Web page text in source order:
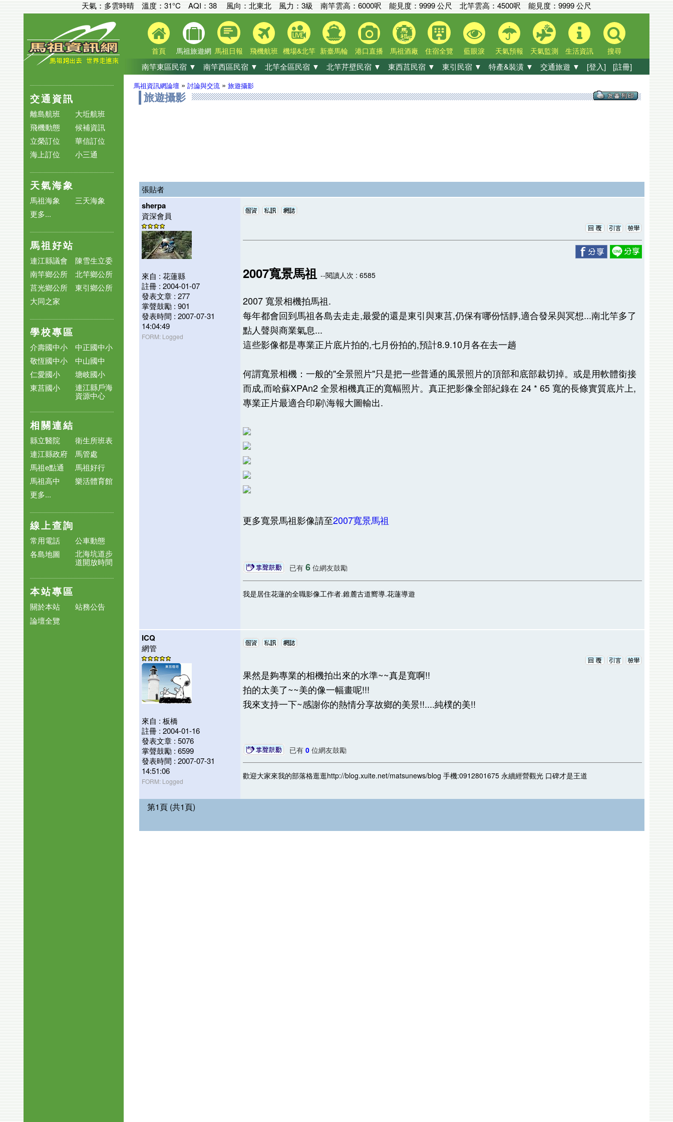
天氣：多雲時晴 溫度：31°CAQI：38 風向：北東北 風力：3級南竿雲高：6000呎能見度：9999 公尺北竿雲高：4500呎能見度：9999 公尺
首頁 馬祖旅遊網 馬祖日報 飛機航班 機場&北竿 新臺馬輪 港口直播 馬祖酒廠 住宿全覽 藍眼淚 天氣預報 天氣監測 生活資訊 搜尋
南竿東區民宿 ▼ 南竿西區民宿 ▼ 北竿全區民宿 ▼ 北竿芹壁民宿 ▼ 東西莒民宿 ▼ 東引民宿 ▼ 特產&裝潢 ▼ 交通旅遊 ▼ [登入] [註冊]
交通資訊
離島航班
大坵航班
飛機動態
候補資訊
立榮訂位
華信訂位
海上訂位
小三通
天氣海象
馬祖海象
三天海象
更多...
馬祖好站
連江縣議會
陳雪生立委
南竿鄉公所
北竿鄉公所
莒光鄉公所
東引鄉公所
大同之家
學校專區
介壽國中小
中正國中小
敬恆國中小
中山國中
仁愛國小
塘岐國小
東莒國小
連江縣戶海
資源中心
相關連結
縣立醫院
衛生所班表
連江縣政府
馬管處
馬祖e點通
馬祖好行
馬祖高中
樂活體育館
更多...
線上查詢
常用電話
公車動態
各島地圖
北海坑道步
道開放時間
本站專區
關於本站
站務公告
論壇全覽
馬祖資訊網論壇 » 討論與交流 » 旅遊攝影
旅遊攝影
張貼者
sherpa
資深會員
來自 : 花蓮縣
註冊 : 2004-01-07
發表文章 : 277
掌聲鼓勵 : 901
發表時間 : 2007-07-31
14:04:49
FORM: Logged
2007寬景馬祖 --閱讀人次 : 6585
2007 寬景相機拍馬祖.
每年都會回到馬祖各島去走走,最愛的還是東引與東莒,仍保有哪份恬靜,適合發呆與冥想...南北竿多了
點人聲與商業氣息...
這些影像都是專業正片底片拍的,七月份拍的,預計8.9.10月各在去一趟
何謂寬景相機：一般的"全景照片"只是把一些普通的風景照片的頂部和底部裁切掉。或是用軟體銜接
而成,而哈蘇XPAn2 全景相機真正的寬幅照片。真正把影像全部紀錄在 24 * 65 寬的長條實質底片上,
專業正片最適合印刷\海報大圖輸出.
更多寬景馬祖影像請至2007寬景馬祖
已有 6位網友鼓勵
我是居住花蓮的全職影像工作者.錐麓古道嚮導.花蓮導遊
ICQ
網管
來自 : 板橋
註冊 : 2004-01-16
發表文章 : 5076
掌聲鼓勵 : 6599
發表時間 : 2007-07-31
14:51:06
FORM: Logged
果然是夠專業的相機拍出來的水準~~真是寬啊!!
拍的太美了~~美的像一幅畫呢!!!
我來支持一下~感謝你的熱情分享故鄉的美景!!....純樸的美!!
已有 0位網友鼓勵
歡迎大家來我的部落格逛逛http://blog.xuite.net/matsunews/blog 手機:0912801675 永續經營觀光 口碑才是王道
第1頁 (共1頁)